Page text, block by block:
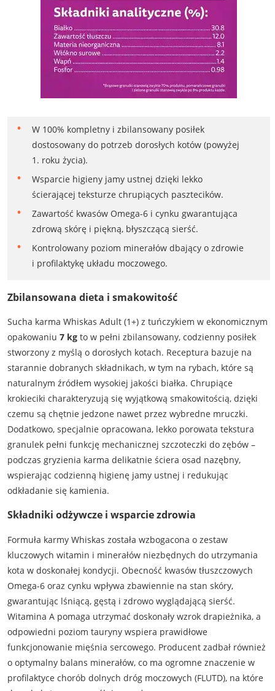
W 100% kompletny i zbilansowany posiłek
dostosowany do potrzeb dorosłych kotów (powyżej
1. roku życia).
Wsparcie higieny jamy ustnej dzięki lekko
ścierającej teksturze chrupiących pasztecików.
Zawartość kwasów Omega-6 i cynku gwarantująca
zdrową skórę i piękną, błyszczącą sierść.
Kontrolowany poziom minerałów dbający o zdrowie
i profilaktykę układu moczowego.
Zbilansowana dieta i smakowitość
Sucha karma Whiskas Adult (1+) z tuńczykiem w ekonomicznym
opakowaniu 7 kgto w pełni zbilansowany, codzienny posiłek
stworzony z myślą o dorosłych kotach. Receptura bazuje na
starannie dobranych składnikach, w tym na rybach, które są
naturalnym źródłem wysokiej jakości białka. Chrupiące
krokieciki charakteryzują się wyjątkową smakowitością, dzięki
czemu są chętnie jedzone nawet przez wybredne mruczki.
Dodatkowo, specjalnie opracowana, lekko porowata tekstura
granulek pełni funkcję mechanicznej szczoteczki do zębów –
podczas gryzienia karma delikatnie ściera osad nazębny,
wspierając codzienną higienę jamy ustnej i redukując
odkładanie się kamienia.
Składniki odżywcze i wsparcie zdrowia
Formuła karmy Whiskas została wzbogacona o zestaw
kluczowych witamin i minerałów niezbędnych do utrzymania
kota w doskonałej kondycji. Obecność kwasów tłuszczowych
Omega-6 oraz cynku wpływa zbawiennie na stan skóry,
gwarantując lśniącą, gęstą i zdrowo wyglądającą sierść.
Witamina A pomaga utrzymać doskonały wzrok drapieżnika, a
odpowiedni poziom tauryny wspiera prawidłowe
funkcjonowanie mięśnia sercowego. Producent zadbał również
o optymalny balans minerałów, co ma ogromne znaczenie w
profilaktyce chorób dolnych dróg moczowych (FLUTD), na które